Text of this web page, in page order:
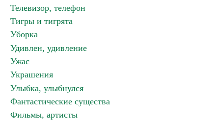
Телевизор, телефон
Тигры и тигрята
Уборка
Удивлен, удивление
Ужас
Украшения
Улыбка, улыбнулся
Фантастические существа
Фильмы, артисты